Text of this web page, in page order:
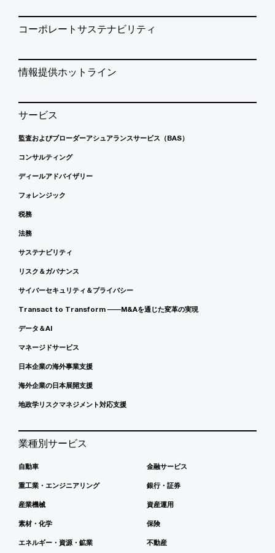
コーポレートサステナビリティ
情報提供ホットライン
サービス
監査およびブローダーアシュアランスサービス（BAS）
コンサルティング
ディールアドバイザリー
フォレンジック
税務
法務
サステナビリティ
リスク＆ガバナンス
サイバーセキュリティ＆プライバシー
Transact to Transform ――M&Aを通じた変革の実現
データ＆AI
マネージドサービス
日本企業の海外事業支援
海外企業の日本展開支援
地政学リスクマネジメント対応支援
業種別サービス
自動車
重工業・エンジニアリング
産業機械
素材・化学
エネルギー・資源・鉱業
金融サービス
銀行・証券
資産運用
保険
不動産